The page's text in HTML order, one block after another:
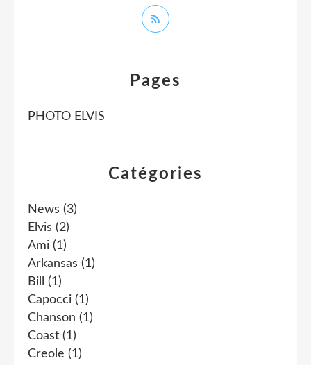
Catégories
News (3)
Elvis (2)
Ami (1)
Arkansas (1)
Bill
(1)
Capocci (1)
Chanson (1)
Coast (1)
Creole (1)
Pages
PHOTO ELVIS